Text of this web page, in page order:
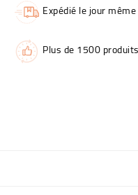
Expédié le jour
Plus de 1500